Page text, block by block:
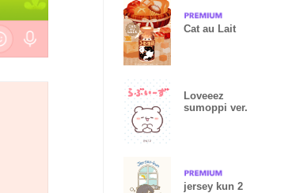
Cat au Lait
Loveeez
sumoppi ver.
jersey kun 2